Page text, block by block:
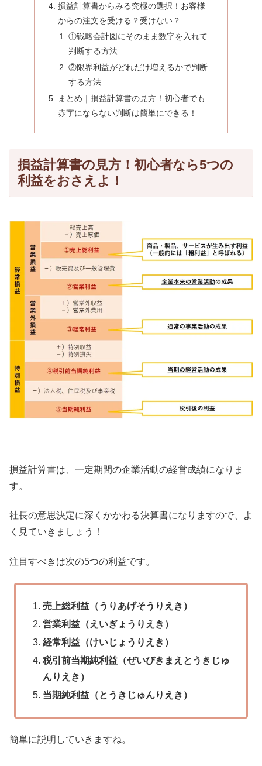
損益計算書からみる究極の選択！お客様
からの注文を受ける？受けない？
①戦略会計図にそのまま数字を入れて
判断する方法
②限界利益がどれだけ増えるかで判断
する方法
まとめ｜損益計算書の見方！初心者でも
赤字にならない判断は簡単にできる！
損益計算書の見方！初心者なら5つの
利益をおさえよ！
損益計算書は、一定期間の企業活動の経営成績になりま
す。
社長の意思決定に深くかかわる決算書になりますので、よ
く見ていきましょう！
注目すべきは次の5つの利益です。
売上総利益（うりあげそうりえき）
営業利益（えいぎょうりえき）
経常利益（けいじょうりえき）
税引前当期純利益（ぜいびきまえとうきじゅ
んりえき）
当期純利益（とうきじゅんりえき）
簡単に説明していきますね。